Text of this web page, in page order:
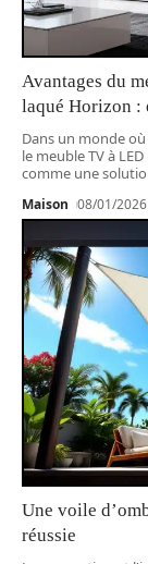
Avantages du
laqué Horizon :
Dans un monde
le meuble TV à
comme une
Maison 08/01/2026
Une voile
réussie